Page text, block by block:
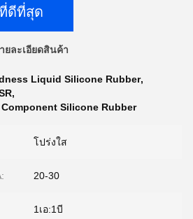
ดีที่สุด
ยละเอียดสินค้า
Liquid Silicone Rubber,
,
Silicone Rubber
โปร่งใส
20-30
1เอ:1บี